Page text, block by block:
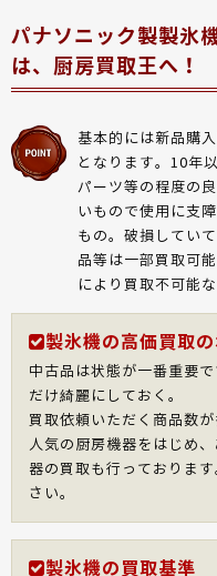
パナソニック製製氷
は、厨房買取王へ！
基本的には新品購
となります。10年
パーツ等の程度の
いもので使用に支
もの。破損してい
品等は一部買取可
により買取不可能
製氷機の高価買取
中古品は状態が一番重要
だけ綺麗にしておく。
買取依頼いただく商品数
人気の厨房機器をはじめ
器の買取も行っておりま
さい。
製氷機の買取基準